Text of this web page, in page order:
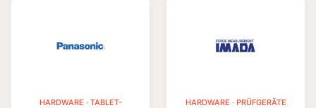
HARDWARE · TABLET-
HARDWARE · PRÜFGERÄTE